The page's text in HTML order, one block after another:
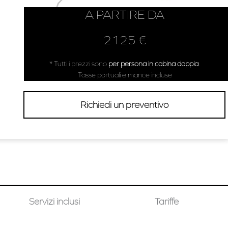
A PARTIRE DA
2125 €
* Tutti i prezzi sono per persona in cabina doppia.
Tasse portuali e mance incluse
Richiedi un preventivo
Servizi inclusi Tariffe